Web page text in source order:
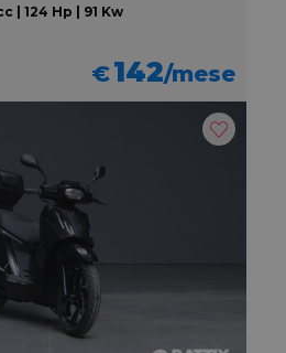
| 124 Hp | 91 Kw
€142/mese